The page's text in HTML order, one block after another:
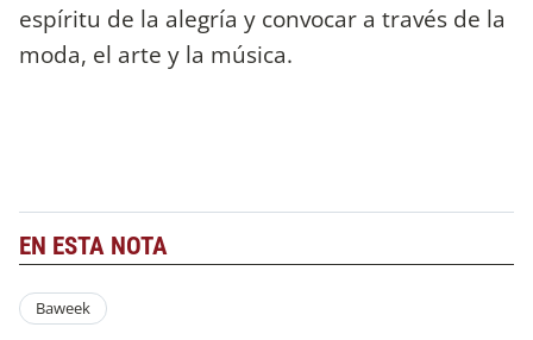
espíritu de la alegría y convocar a través de la
moda, el arte y la música.
EN ESTA NOTA
Baweek